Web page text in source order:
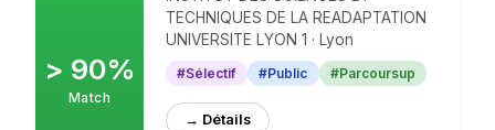
> 90%
Match
TECHNIQUES DE LA READAPTATION
UNIVERSITE LYON 1 · Lyon
#Sélectif #Public #Parcoursup
→ Détails